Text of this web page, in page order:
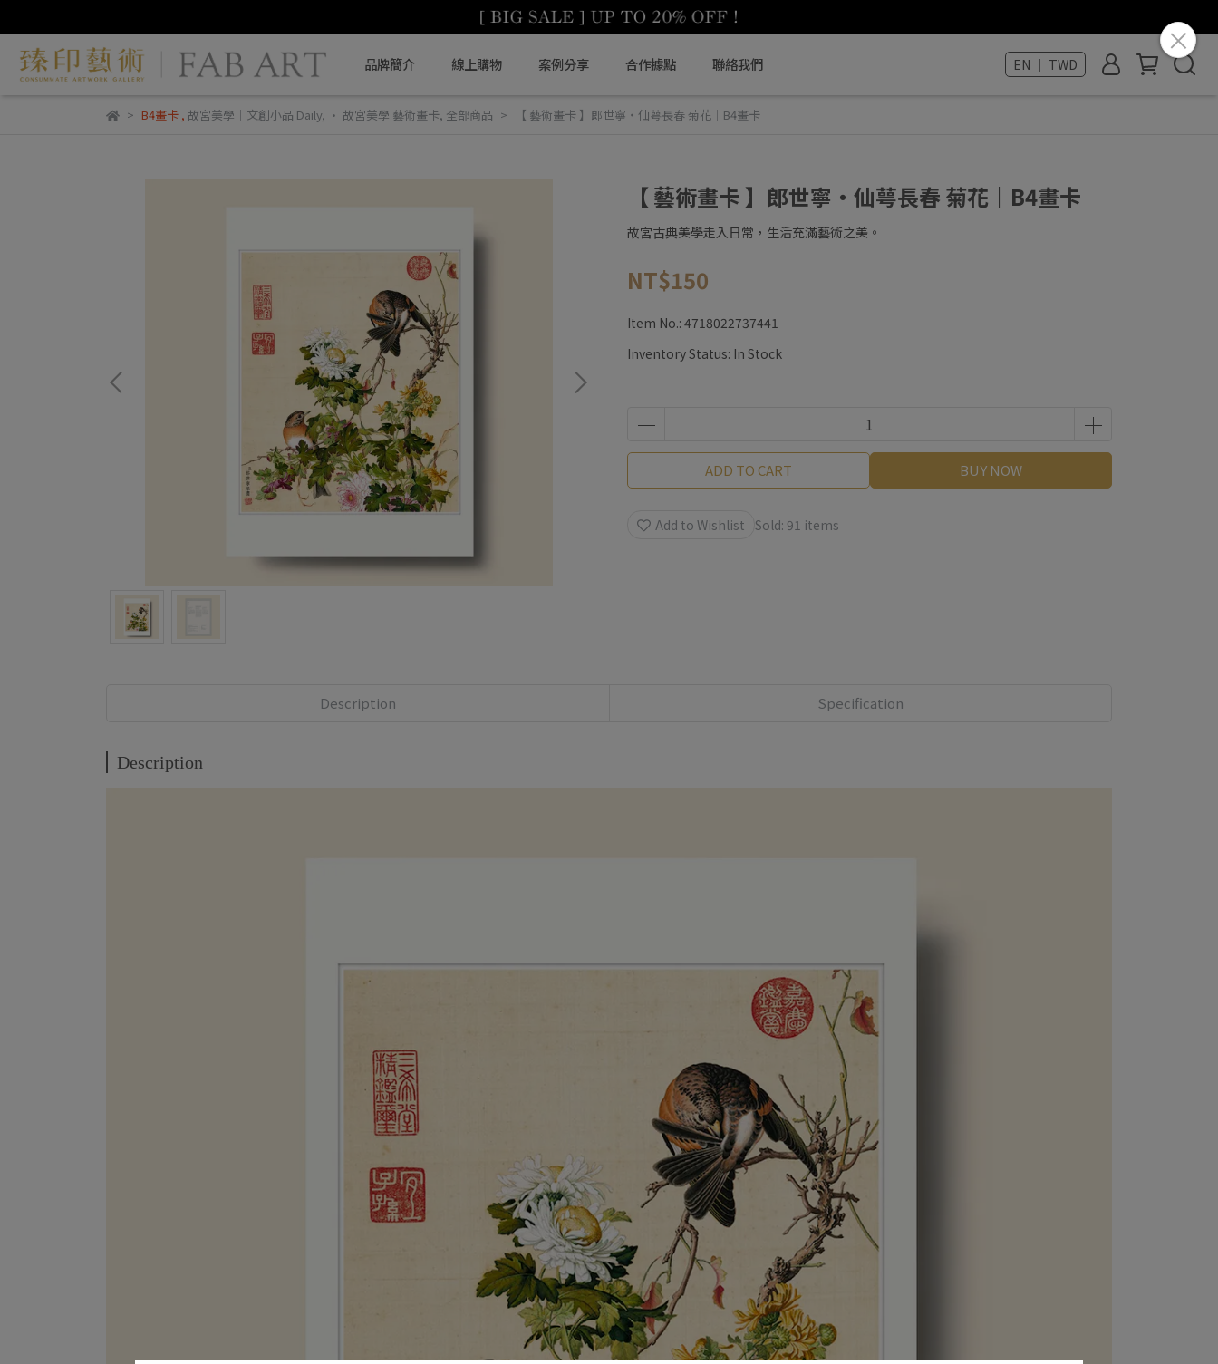
品牌簡介 線上購物 案例分享 合作據點 聯絡我們 EN ｜ TWD
B4畫卡, 故宮美學｜文創小品 Daily, • 故宮美學 藝術畫卡, 全部商品 【 藝術畫卡 】郎世寧・仙萼長春 菊花｜B4畫卡
【 藝術畫卡 】郎世寧・仙萼長春 菊花｜B4畫卡
故宮古典美學走入日常，生活充滿藝術之美。
NT$150
Item No.: 4718022737441
Inventory Status: In Stock
ADD TO CART BUY NOW
Add to Wishlist Sold: 91 items
Description Specification
Description